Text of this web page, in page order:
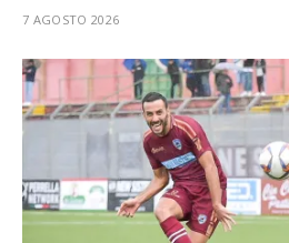
7 AGOSTO 2026